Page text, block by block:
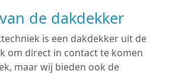
de dakdekker
is een dakdekker uit de
om direct in contact te komen
maar wij bieden ook de